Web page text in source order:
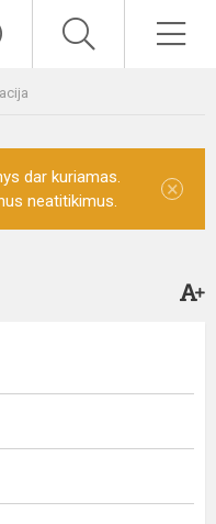
dar kuriamas.
neatitikimus.
×